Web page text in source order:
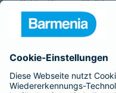
Gebiss für unser
Anliegen, Ihnen ein
Vorsorge-Paketzu
hohen Eigenanteils
Behandlungen machen.
einen passenden Schutz